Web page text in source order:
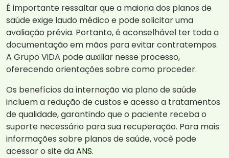
É importante ressaltar que a maioria dos planos de
saúde exige laudo médico e pode solicitar uma
avaliação prévia. Portanto, é aconselhável ter toda a
documentação em mãos para evitar contratempos.
A Grupo ViDA pode auxiliar nesse processo,
oferecendo orientações sobre como proceder.
Os benefícios da internação via plano de saúde
incluem a redução de custos e acesso a tratamentos
de qualidade, garantindo que o paciente receba o
suporte necessário para sua recuperação. Para mais
informações sobre planos de saúde, você pode
acessar o site daANS.